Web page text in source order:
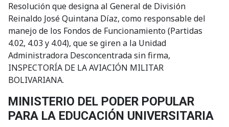
Resolución que designa al General de División
Reinaldo José Quintana Díaz, como responsable del
manejo de los Fondos de Funcionamiento (Partidas
4.02, 4.03 y 4.04), que se giren a la Unidad
Administradora Desconcentrada sin firma,
INSPECTORÍA DE LA AVIACIÓN MILITAR
BOLIVARIANA.
MINISTERIO DEL PODER POPULAR
PARA LA EDUCACIÓN UNIVERSITARIA